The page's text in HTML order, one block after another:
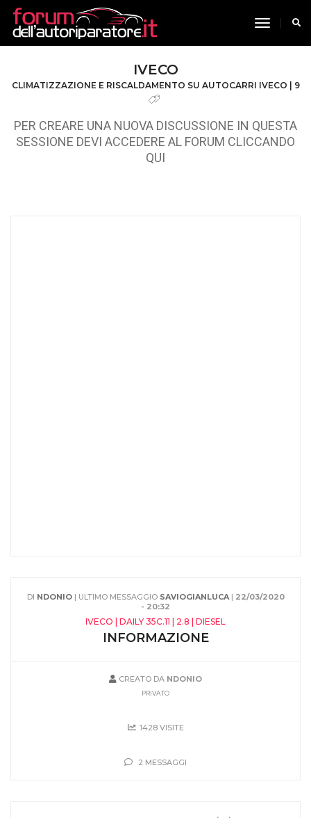
toggle
IVECO
CLIMATIZZAZIONE E RISCALDAMENTO SU AUTOCARRI IVECO | 9
PER CREARE UNA NUOVA DISCUSSIONE IN QUESTA
SESSIONE DEVI ACCEDERE AL FORUM CLICCANDO
QUI
DI NDONIO| ULTIMO MESSAGGIO SAVIOGIANLUCA | 22/03/2020
- 20:32
IVECO | DAILY 35C.11 | 2.8 | DIESEL
INFORMAZIONE
CREATO DA NDONIO
PRIVATO
1428 VISITE
2 MESSAGGI